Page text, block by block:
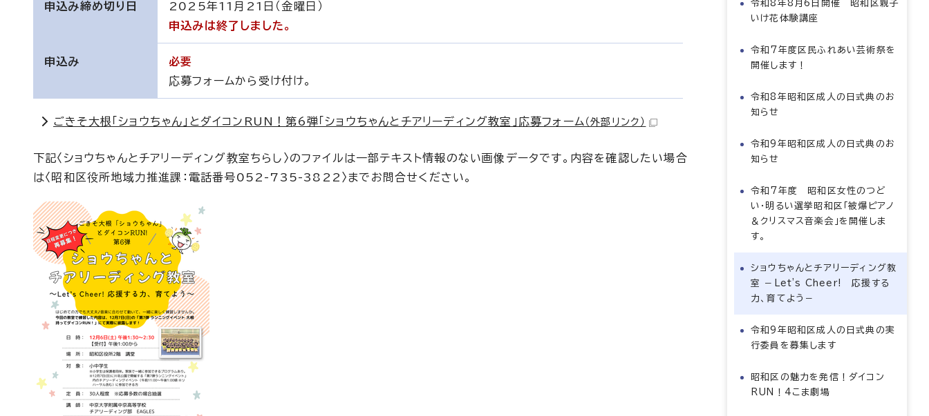
申込み締め切り日
2025年11月21日（金曜日）
申込みは終了しました。
申込み
必要
応募フォームから受け付け。
ごきそ大根「ショウちゃん」とダイコンRUN！第6弾「ショウちゃんとチアリーディング教室」応募フォーム （外部リンク）
下記〈ショウちゃんとチアリーディング教室ちらし〉のファイルは一部テキスト情報のない画像データです。内容を確認したい場合
は〈昭和区役所地域力推進課：電話番号052-735-3822〉までお問合せください。
令和8年8月6日開催 昭和区親子
いけ花体験講座
令和7年度区民ふれあい芸術祭を
開催します！
令和8年昭和区成人の日式典のお
知らせ
令和9年昭和区成人の日式典のお
知らせ
令和7年度 昭和区女性のつど
い・明るい選挙昭和区「被爆ピアノ
＆クリスマス音楽会」を開催しま
す。
ショウちゃんとチアリーディング教
室 －Let's Cheer! 応援する
力、育てよう－
令和9年昭和区成人の日式典の実
行委員を募集します
昭和区の魅力を発信！ダイコン
RUN！4こま劇場